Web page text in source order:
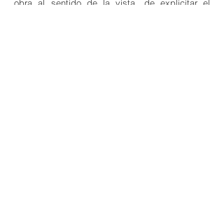
obra al sentido de la vista, de explicitar el